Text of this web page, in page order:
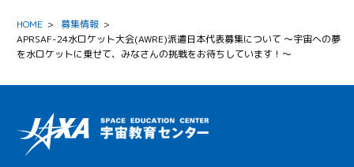
HOME > 募集情報 >
APRSAF-24水ロケット大会(AWRE)派遣日本代表募集について ～宇宙への夢
を水ロケットに乗せて、みなさんの挑戦をお待ちしています！～